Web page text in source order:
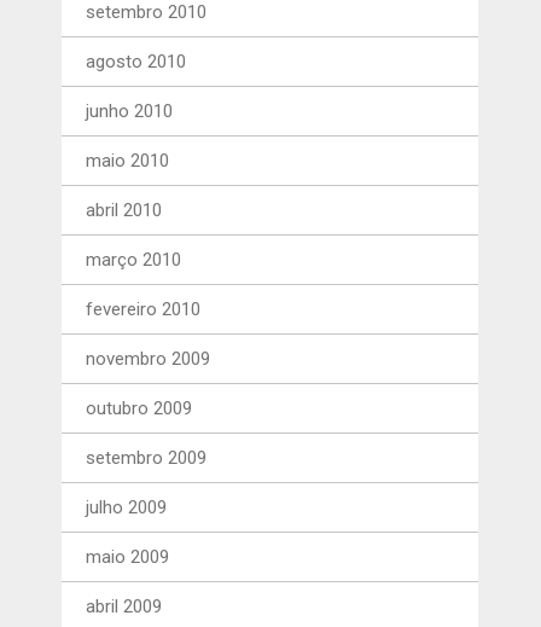
setembro 2010
agosto 2010
junho 2010
maio 2010
abril 2010
março 2010
fevereiro 2010
novembro 2009
outubro 2009
setembro 2009
julho 2009
maio 2009
abril 2009